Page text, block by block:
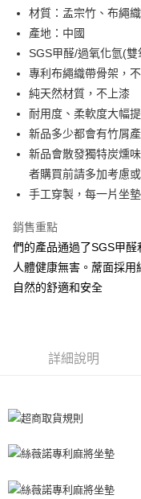
街口支付
悠遊付
全盈+PAY
ATM付款
運送方式
全家取貨付款
每筆NT$60，滿NT$599(
離島-全家取貨付款
每筆NT$60
付款後全家取貨
每筆NT$60
每筆NT$60
宅配(包含郵寄包裹/大型
材質：孟宗竹、布繩
產地：中國
SGS甲醛/過氧化氫(
專利布繩織帶骨架，
純天然材質，不上漆
耐用度、柔軟度大幅
新品多少都會有竹屑
新品會散發獨特炭燻
者購買前請多加考慮
手工穿製，每一片坐
銷售重點
們的產品通過了SGS甲
人體健康無害。蓆面採用
自然的舒適和安全
詳細說明